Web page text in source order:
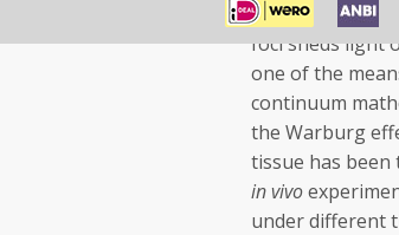
The new
foci sheds light
one of the
continuum
the Warburg
tissue has
in vivo
under different